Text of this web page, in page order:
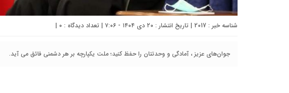
شناسه خبر : 2017 | تاریخ انتشار : ۲۰ دی ۱۴۰۴ - ۷:۰۶ | تعداد دیدگاه : ۰ |
جوان‌های عزیز ، آمادگی و وحدتتان را حفظ کنید؛ ملت یکپارچه بر هر دشمنی فائق می آید.